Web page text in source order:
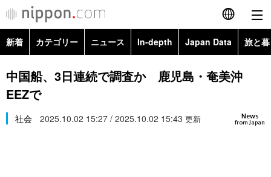
English
简体字
カテゴリー
新着 カテゴリー ニュース In-depth Japan Data 旅と
政治・外交
経済・ビジネス
Topics
中国船、3日連続で調査か 鹿児島・奄美沖
EEZで
News
from Japan
社会 2025.10.02 15:27 / 2025.10.02 15:43 更新